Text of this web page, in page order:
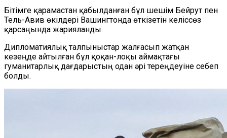
Бітімге қарамастан қабылданған бұл шешім Бейрут пен
Тель-Авив өкілдері Вашингтонда өткізетін келіссөз
қарсаңында жарияланды.
Дипломатиялық талпыныстар жалғасып жатқан
кезеңде айтылған бұл қоқан-лоқы аймақтағы
гуманитарлық дағдарыстың одан әрі тереңдеуіне себеп
болды.